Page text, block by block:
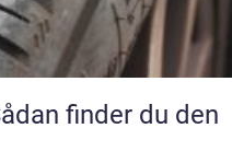
finder du den